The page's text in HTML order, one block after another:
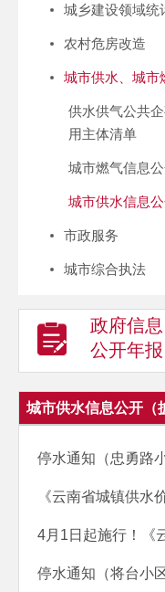
城乡建设领域统
农村危房改造
城市供水、城市
供水供气公共
用主体清单
城市燃气信息
城市供水信息
市政服务
城市综合执法
政府信息
公开年报
城市供水信息公开（